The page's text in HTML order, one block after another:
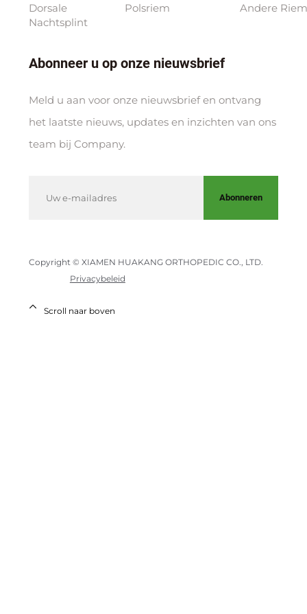
Dorsale
Nachtsplint
Polsriem
Andere
Abonneer u op onze nieuwsbrief
Meld u aan voor onze nieuwsbrief en ontvang
het laatste nieuws, updates en inzichten van ons
team bij Company.
Abonneren
Copyright © XIAMEN HUAKANG ORTHOPEDIC CO., LTD.
Privacybeleid
Scroll naar boven